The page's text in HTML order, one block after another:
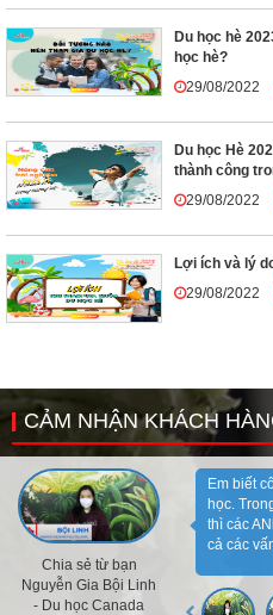
Du học hè
học hè?
29/08/2022
Du học Hè
thành công
29/08/2022
Lợi ích và lý
29/08/2022
CẢM NHẬN KHÁCH
Chia sẻ từ bạn
Nguyễn Gia Bội Linh
- Du học Canada
Em biết
học.
thì các
cả các